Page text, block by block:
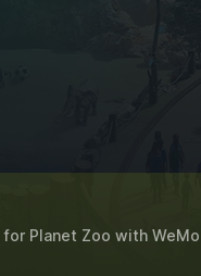
for Planet Zoo with